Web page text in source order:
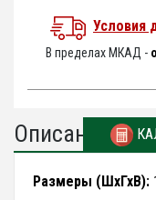
Условия
В пределах МКАД -
Описание
Размеры (ШхГхВ):